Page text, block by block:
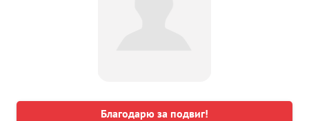
Благодарю за подвиг!